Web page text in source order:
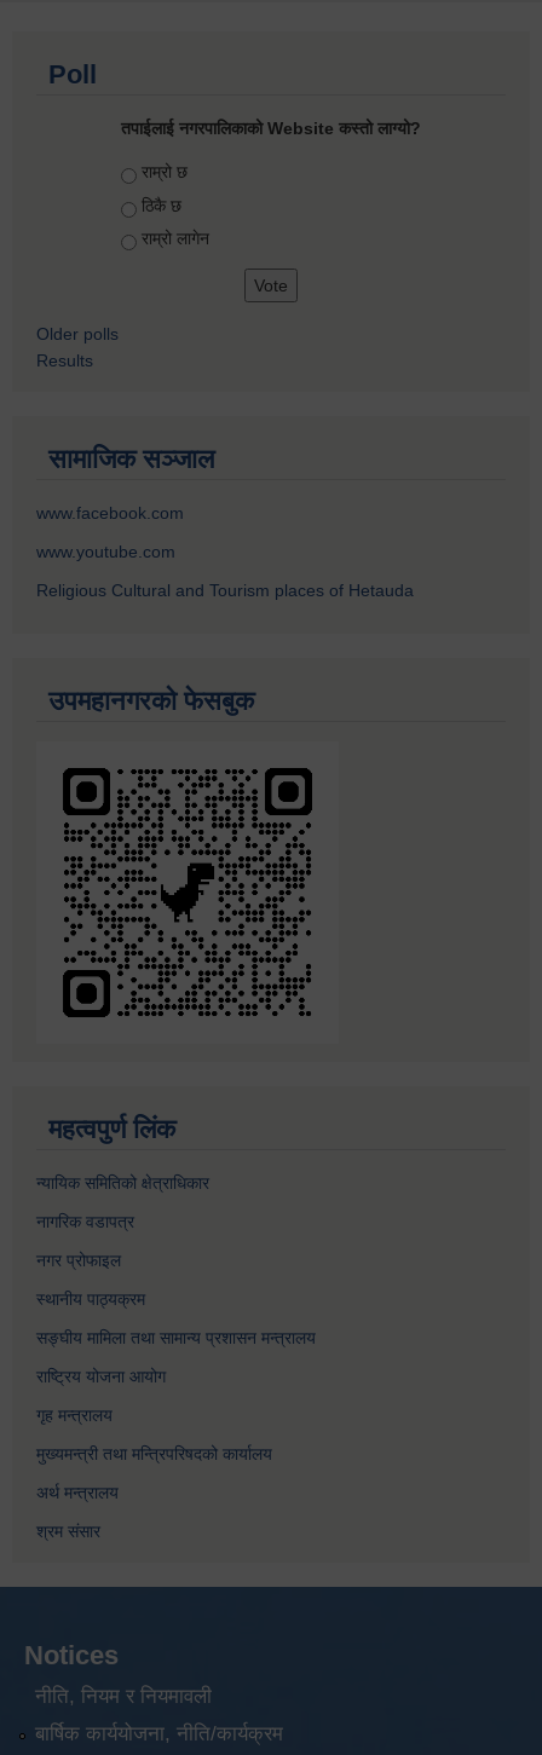
Poll
तपाईलाई नगरपालिकाको Website कस्तो लाग्यो?
Choices
राम्रो छ
ठिकै छ
राम्रो लागेन
Older polls
Results
सामाजिक सञ्जाल
www.facebook.com
www.youtube.com
Religious Cultural and Tourism places of Hetauda
उपमहानगरको फेसबुक
महत्वपुर्ण लिंक
न्यायिक समितिको क्षेत्राधिकार
नागरिक वडापत्र
नगर प्रोफाइल
स्थानीय पाठ्यक्रम
सङ्घीय मामिला तथा सामान्य प्रशासन मन्त्रालय
राष्ट्रिय योजना आयोग
गृह मन्त्रालय
मुख्यमन्त्री तथा मन्त्रिपरिषदको कार्यालय
अर्थ मन्त्रालय
श्रम संसार
Notices
नीति, नियम र नियमावली
बार्षिक कार्ययोजना, नीति/कार्यक्रम